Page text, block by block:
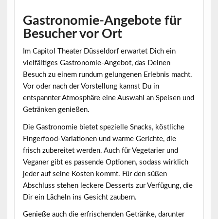
Gastronomie-Angebote für
Besucher vor Ort
Im Capitol Theater Düsseldorf erwartet Dich ein
vielfältiges Gastronomie-Angebot, das Deinen
Besuch zu einem rundum gelungenen Erlebnis macht.
Vor oder nach der Vorstellung kannst Du in
entspannter Atmosphäre eine Auswahl an Speisen und
Getränken genießen.
Die Gastronomie bietet spezielle Snacks, köstliche
Fingerfood-Variationen und warme Gerichte, die
frisch zubereitet werden. Auch für Vegetarier und
Veganer gibt es passende Optionen, sodass wirklich
jeder auf seine Kosten kommt. Für den süßen
Abschluss stehen leckere Desserts zur Verfügung, die
Dir ein Lächeln ins Gesicht zaubern.
Genieße auch die erfrischenden Getränke, darunter